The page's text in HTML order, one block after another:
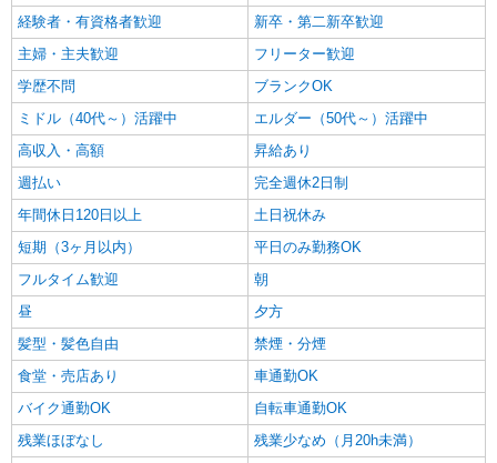
経験者・有資格者歓迎
新卒・第二新卒歓迎
主婦・主夫歓迎
フリーター歓迎
学歴不問
ブランクOK
ミドル（40代～）活躍中
エルダー（50代～）活躍中
高収入・高額
昇給あり
週払い
完全週休2日制
年間休日120日以上
土日祝休み
短期（3ヶ月以内）
平日のみ勤務OK
フルタイム歓迎
朝
昼
夕方
髪型・髪色自由
禁煙・分煙
食堂・売店あり
車通勤OK
バイク通勤OK
自転車通勤OK
残業ほぼなし
残業少なめ（月20h未満）